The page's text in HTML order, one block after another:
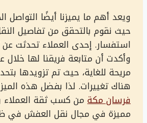
ويعد أهم ما يميزنا أيضًا التواصل
حيث نقوم بالتحقق من تفاصيل
استفسار. إحدى العملاء تحدثت عن
وأكدت أن متابعة فريقنا لها خلال
مريحة للغاية، حيث تم تزويدها
هناك تغييرات. لذا بفضل هذه
فرسان مكة من كسب ثقة
مميزة في مجال نقل العفش في